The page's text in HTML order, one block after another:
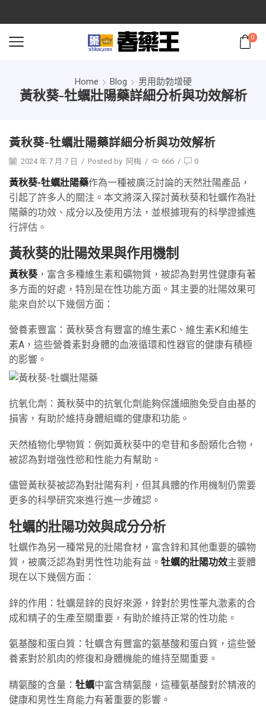
0
Home Blog 男用助勃增硬
黃秋葵-牡蠣壯陽藥詳細分析與功效解析
黃秋葵-牡蠣壯陽藥詳細分析與功效解析
2024 年 7 月 7 日 / Posted by 阿梅 / 666 / 0
黃秋葵-牡蠣壯陽藥作為一種被廣泛討論的天然壯陽產品，
引起了許多人的關注。本文將深入探討黃秋葵和牡蠣作為壯
陽藥的功效、成分以及使用方法，並根據現有的科學證據進
行評估。
黃秋葵的壯陽效果與作用機制
黃秋葵，富含多種維生素和礦物質，被認為對男性健康有著
多方面的好處，特別是在性功能方面。其主要的壯陽效果可
能來自於以下幾個方面：
營養素豐富：黃秋葵含有豐富的維生素C、維生素K和維生
素A，這些營養素對身體的血液循環和性器官的健康有積極
的影響。
抗氧化劑：黃秋葵中的抗氧化劑能夠保護細胞免受自由基的
損害，有助於維持身體組織的健康和功能。
天然植物化學物質：例如黃秋葵中的皂苷和多酚類化合物，
被認為對增強性慾和性能力有幫助。
儘管黃秋葵被認為對壯陽有利，但其具體的作用機制仍需要
更多的科學研究來進行進一步確認。
牡蠣的壯陽功效與成分分析
牡蠣作為另一種常見的壯陽食材，富含鋅和其他重要的礦物
質，被廣泛認為對男性性功能有益。 牡蠣的壯陽功效主要體
現在以下幾個方面：
鋅的作用：牡蠣是鋅的良好來源，鋅對於男性睪丸激素的合
成和精子的生產至關重要，有助於維持正常的性功能。
氨基酸和蛋白質：牡蠣含有豐富的氨基酸和蛋白質，這些營
養素對於肌肉的修復和身體機能的維持至關重要。
精氨酸的含量： 牡蠣中富含精氨酸，這種氨基酸對於精液的
健康和男性生育能力有著重要的影響。